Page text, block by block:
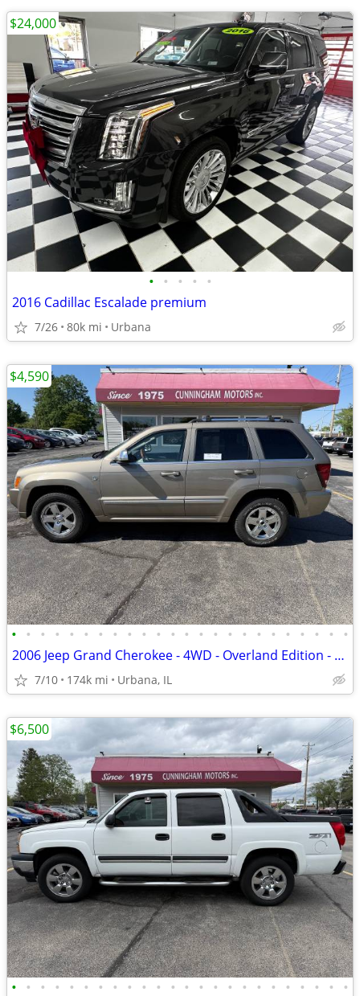
• • • • •
2016 Cadillac Escalade premium
7/26 80k mi Urbana
$24,000
• • • • • • • • • • • • • • • • • • • • • • • •
2006 Jeep Grand Cherokee - 4WD - Overland Edition - Only $4,590!
7/10 174k mi Urbana, IL
$4,590
• • • • • • • • • • • • • • • • • • • • • • • •
$6,500